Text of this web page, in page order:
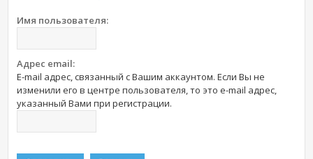
Имя пользователя:
Адрес email:
E-mail адрес, связанный с Вашим аккаунтом. Если Вы не
изменили его в центре пользователя, то это e-mail адрес,
указанный Вами при регистрации.